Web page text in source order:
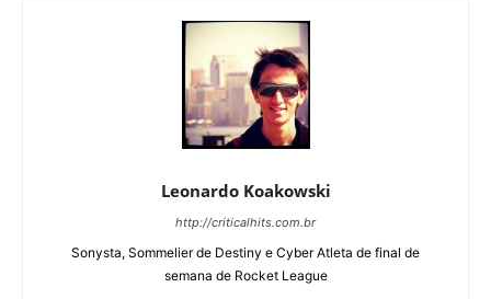
Leonardo Koakowski
http://criticalhits.com.br
Sonysta, Sommelier de Destiny e Cyber Atleta de final de
semana de Rocket League